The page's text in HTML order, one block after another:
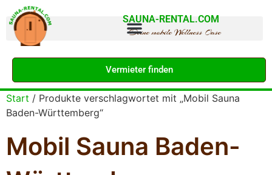
SAUNA-RENTAL.COM
Deine mobile Wellness Oase
Vermieter finden
Start / Produkte verschlagwortet mit „Mobil Sauna
Baden-Württemberg“
Mobil Sauna Baden-